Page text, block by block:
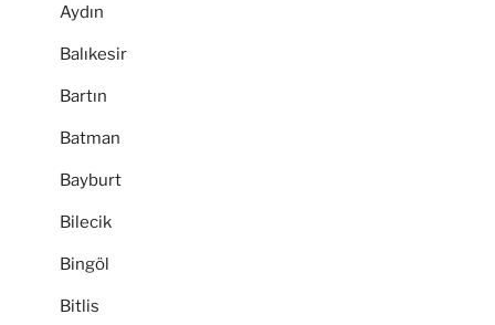
Aydın
Balıkesir
Bartın
Batman
Bayburt
Bilecik
Bingöl
Bitlis